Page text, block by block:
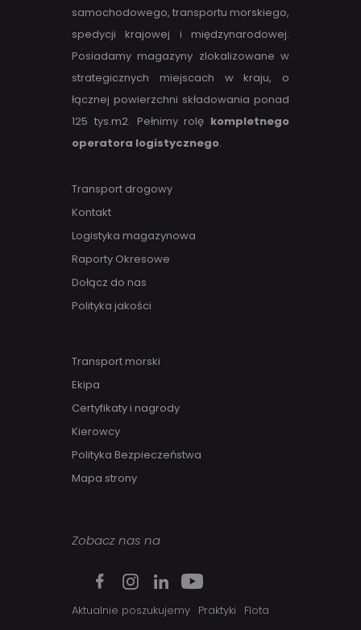
samochodowego, transportu morskiego,
spedycji krajowej i międzynarodowej.
Posiadamy magazyny zlokalizowane w
strategicznych miejscach w kraju, o
łącznej powierzchni składowania ponad
125 tys.m2. Pełnimy rolę kompletnego
operatora logistycznego.
Transport drogowy
Kontakt
Logistyka magazynowa
Raporty Okresowe
Dołącz do nas
Polityka jakości
Transport morski
Ekipa
Certyfikaty i nagrody
Kierowcy
Polityka Bezpieczeństwa
Mapa strony
Zobacz nas na
Aktualnie poszukujemy Praktyki Flota